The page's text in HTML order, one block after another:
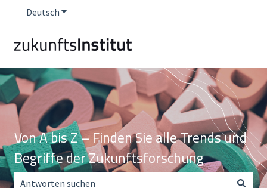
Deutsch Untermenü für Übersetzungen anzeigen
Von A bis Z – Finden Sie alle Trends und
Begriffe der Zukunftsforschung